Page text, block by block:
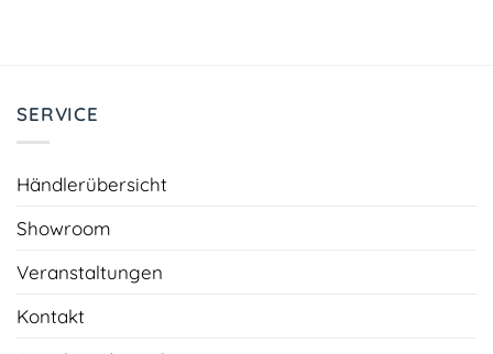
SERVICE
Händlerübersicht
Showroom
Veranstaltungen
Kontakt